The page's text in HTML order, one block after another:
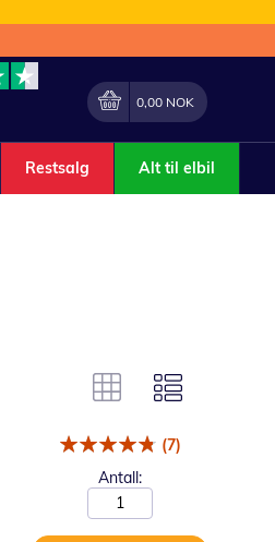
Min handlekurv
0,00 NOK
Restsalg Alt til elbil
(7)
Antall: